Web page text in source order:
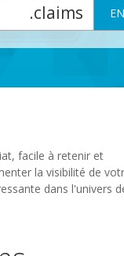
.claims
facile à retenir et
la visibilité de
dans l'univers